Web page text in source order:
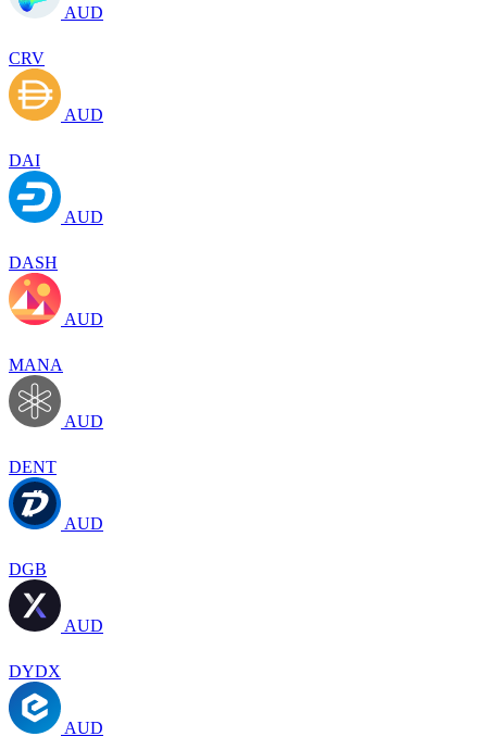
AUD
CRV
AUD
DAI
AUD
DASH
AUD
MANA
AUD
DENT
AUD
DGB
AUD
DYDX
AUD